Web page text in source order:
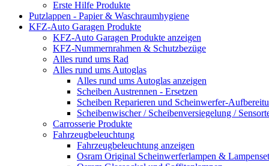
Erste Hilfe Produkte
Putzlappen - Papier & Waschraumhygiene
KFZ-Auto Garagen Produkte
KFZ-Auto Garagen Produkte anzeigen
KFZ-Nummernrahmen & Schutzbezüge
Alles rund ums Rad
Alles rund ums Autoglas
Alles rund ums Autoglas anzeigen
Scheiben Austrennen - Ersetzen
Scheiben Reparieren und Scheinwerfer-
Scheibenwischer / Scheibenversiegelung /
Carrosserie Produkte
Fahrzeugbeleuchtung
Fahrzeugbeleuchtung anzeigen
Osram Original Scheinwerferlampen &